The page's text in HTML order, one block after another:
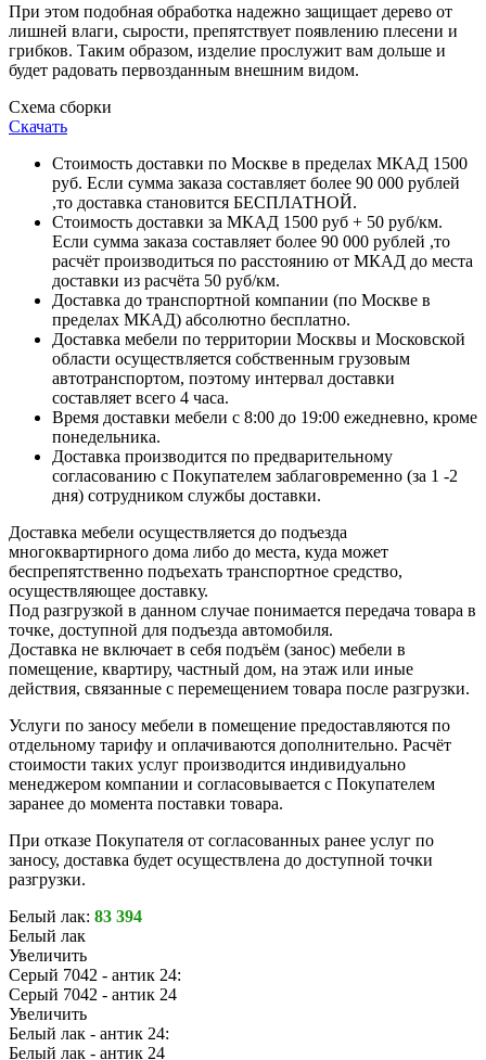
При этом подобная обработка надежно защищает дерево от
лишней влаги, сырости, препятствует появлению плесени и
грибков. Таким образом, изделие прослужит вам дольше и
будет радовать первозданным внешним видом.
Схема сборки
Скачать
Стоимость доставки по Москве в пределах МКАД 1500
руб. Если сумма заказа составляет более 90 000 рублей
,то доставка становится БЕСПЛАТНОЙ.
Стоимость доставки за МКАД 1500 руб + 50 руб/км.
Если сумма заказа составляет более 90 000 рублей ,то
расчёт производиться по расстоянию от МКАД до места
доставки из расчёта 50 руб/км.
Доставка до транспортной компании (по Москве в
пределах МКАД) абсолютно бесплатно.
Доставка мебели по территории Москвы и Московской
области осуществляется собственным грузовым
автотранспортом, поэтому интервал доставки
составляет всего 4 часа.
Время доставки мебели с 8:00 до 19:00 ежедневно, кроме
понедельника.
Доставка производится по предварительному
согласованию с Покупателем заблаговременно (за 1 -2
дня) сотрудником службы доставки.
Доставка мебели осуществляется до подъезда
многоквартирного дома либо до места, куда может
беспрепятственно подъехать транспортное средство,
осуществляющее доставку.
Под разгрузкой в данном случае понимается передача товара в
точке, доступной для подъезда автомобиля.
Доставка не включает в себя подъём (занос) мебели в
помещение, квартиру, частный дом, на этаж или иные
действия, связанные с перемещением товара после разгрузки.
Услуги по заносу мебели в помещение предоставляются по
отдельному тарифу и оплачиваются дополнительно. Расчёт
стоимости таких услуг производится индивидуально
менеджером компании и согласовывается с Покупателем
заранее до момента поставки товара.
При отказе Покупателя от согласованных ранее услуг по
заносу, доставка будет осуществлена до доступной точки
разгрузки.
Белый лак: 83 394
Белый лак
Увеличить
Серый 7042 - антик 24:
Серый 7042 - антик 24
Увеличить
Белый лак - антик 24:
Белый лак - антик 24